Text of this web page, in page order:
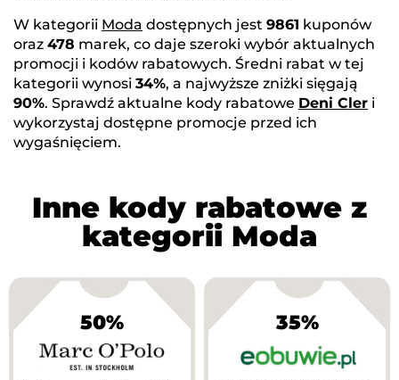
W kategorii Moda dostępnych jest 9861 kuponów
oraz 478 marek, co daje szeroki wybór aktualnych
promocji i kodów rabatowych. Średni rabat w tej
kategorii wynosi 34%, a najwyższe zniżki sięgają
90%. Sprawdź aktualne kody rabatowe Deni Cler i
wykorzystaj dostępne promocje przed ich
wygaśnięciem.
Inne kody rabatowe z
kategorii Moda
50% 35%